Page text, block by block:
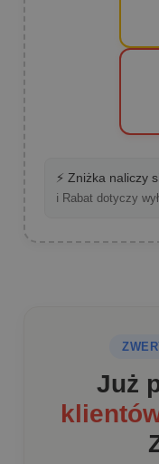
⚡ Zniżka naliczy
ℹ️ Rabat dotyczy
Już